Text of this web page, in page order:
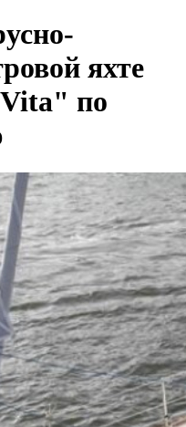
яхте
по